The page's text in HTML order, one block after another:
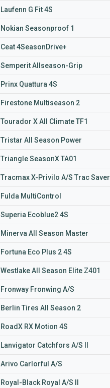
Laufenn G Fit 4S
Nokian Seasonproof 1
Ceat 4SeasonDrive+
Semperit Allseason-Grip
Prinx Quattura 4S
Firestone Multiseason 2
Tourador X All Climate TF1
Tristar All Season Power
Triangle SeasonX TA01
Tracmax X-Privilo A/S Trac Saver
Fulda MultiControl
Superia Ecoblue2 4S
Minerva All Season Master
Fortuna Eco Plus 2 4S
Westlake All Season Elite Z401
Fronway Fronwing A/S
Berlin Tires All Season 2
RoadX RX Motion 4S
Lanvigator Catchfors A/S II
Arivo Carlorful A/S
Royal-Black Royal A/S II